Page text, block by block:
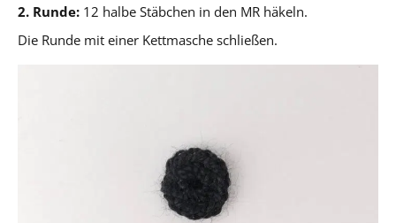
2. Runde: 12 halbe Stäbchen in den MR häkeln.
Die Runde mit einer Kettmasche schließen.